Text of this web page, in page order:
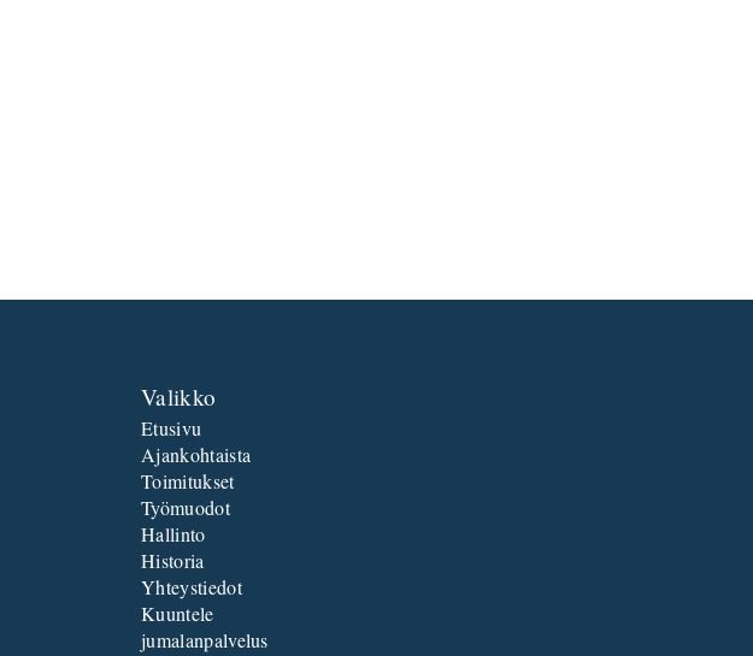
Valikko
Etusivu
Ajankohtaista
Toimitukset
Työmuodot
Hallinto
Historia
Yhteystiedot
Kuuntele
jumalanpalvelus